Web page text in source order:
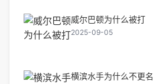
威尔巴顿为什么被打
2025-09-05
横滨水手为什么不更名